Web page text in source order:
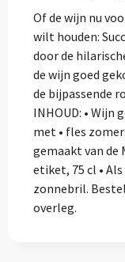
Of de wijn nu
wilt houden:
door de
de wijn goed
de bijpassende
INHOUD: • Wijn
met • fles
gemaakt van
etiket, 75 cl •
zonnebril.
overleg.